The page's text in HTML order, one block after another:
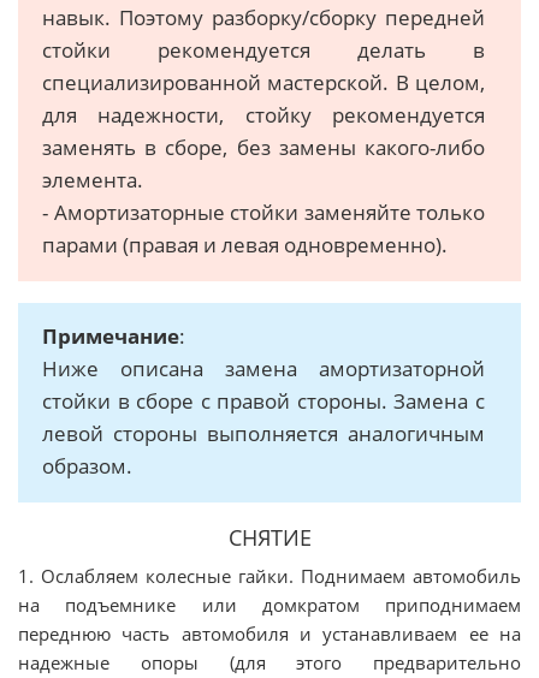
навык. Поэтому разборку/сборку передней
стойки рекомендуется делать в
специализированной мастерской. В целом,
для надежности, стойку рекомендуется
заменять в сборе, без замены какого-либо
элемента.
- Амортизаторные стойки заменяйте только
парами (правая и левая одновременно).
Примечание:
Ниже описана замена амортизаторной
стойки в сборе с правой стороны. Замена с
левой стороны выполняется аналогичным
образом.
СНЯТИЕ
1. Ослабляем колесные гайки. Поднимаем автомобиль
на подъемнике или домкратом приподнимаем
переднюю часть автомобиля и устанавливаем ее на
надежные опоры (для этого предварительно